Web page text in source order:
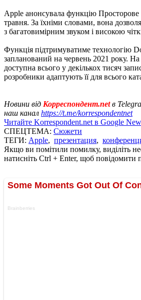
Apple анонсувала функцію Просторове
травня. За їхніми словами, вона
з багатовимірним звуком і високою
Функція підтримуватиме технологію
запланований на червень 2021 року. На
доступна всього у декількох тисяч
розробники адаптують її для всього
Новини від Корреспондент.netв
наш канал https://t.me/korrespondentnet
Читайте Korrespondent.net в Google
СПЕЦТЕМА: Сюжети
ТЕГИ: Apple, презентация,
Якщо ви помітили помилку, виділіть
натисніть Ctrl + Enter, щоб повідомити